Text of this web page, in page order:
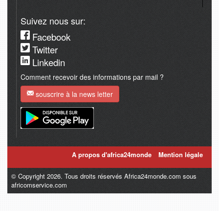
Suivez nous sur:
Facebook
Twitter
Linkedin
Comment recevoir des informations par mail ?
souscrire à la news letter
A propos d'africa24monde Mention légale
© Copyright 2026. Tous droits réservés Africa24monde.com sous
africomservice.com